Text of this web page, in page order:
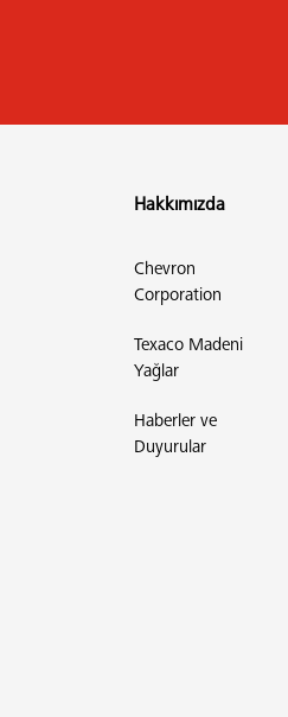
Hakkımızda
Chevron
Corporation
Texaco Madeni
Yağlar
Haberler ve
Duyurular